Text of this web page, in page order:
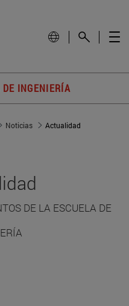
DE INGENIERÍA
Noticias Actualidad
DE LA ESCUELA DE